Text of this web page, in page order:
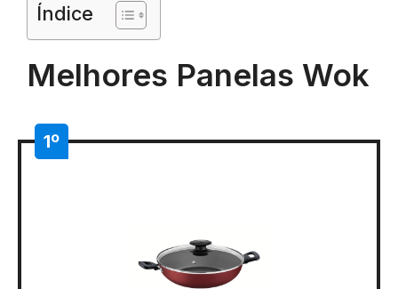
Índice
Melhores Panelas Wok
1º